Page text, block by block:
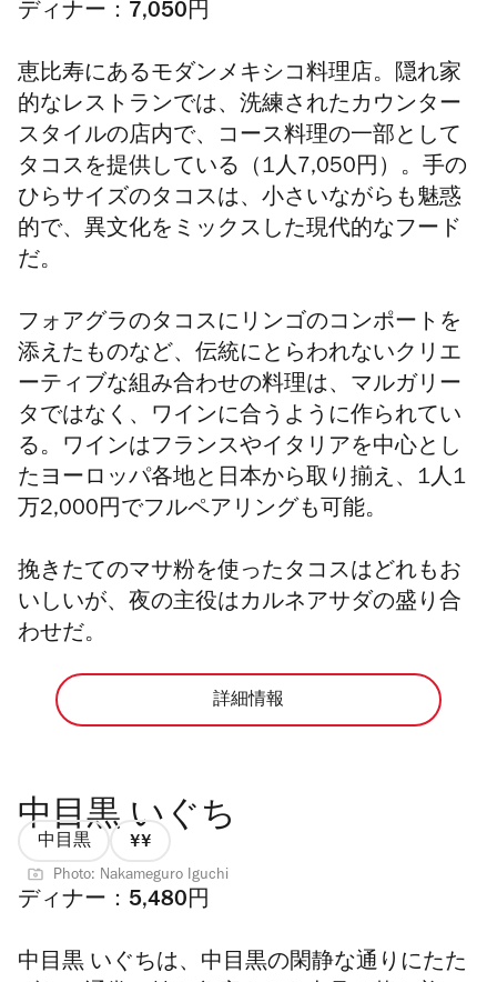
ディナー：7,050円
恵比寿にあるモダンメキシコ料理店。隠れ家
的なレストランでは、洗練されたカウンター
スタイルの店内で、コース料理の一部として
タコスを提供している（1人7,050円）。手の
ひらサイズのタコスは、小さいながらも魅惑
的で、異文化をミックスした現代的なフード
だ。
フォアグラのタコスにリンゴのコンポートを
添えたものなど、伝統にとらわれないクリエ
ーティブな組み合わせの料理は、マルガリー
タではなく、ワインに合うように作られてい
る。ワインはフランスやイタリアを中心とし
たヨーロッパ各地と日本から取り揃え、1人1
万2,000円でフルペアリングも可能。
挽きたてのマサ粉を使ったタコスはどれもお
いしいが、夜の主役はカルネアサダの盛り合
わせだ。
詳細情報
中目黒 いぐち
中目黒
価
格
2/4
Photo: Nakameguro Iguchi
ディナー：5,480円
中目黒 いぐちは、中目黒の閑静な通りにたた